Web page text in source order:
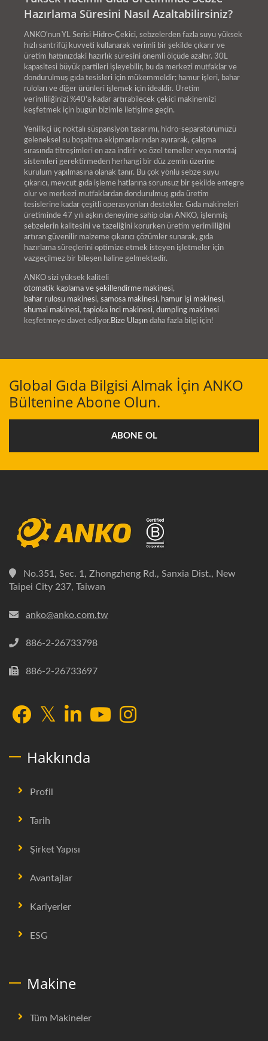
Hazırlama Süresini Nasıl Azaltabilirsiniz?
ANKO'nun YL Serisi Hidro-Çekici, sebzelerden fazla suyu yüksek
hızlı santrifüj kuvveti kullanarak verimli bir şekilde çıkarır ve
üretim hattınızdaki hazırlık süresini önemli ölçüde azaltır. 30L
kapasitesi büyük partileri işleyebilir, bu da merkezi mutfaklar ve
dondurulmuş gıda tesisleri için mükemmeldir; hamur işleri, bahar
ruloları ve diğer ürünleri işlemek için idealdir. Üretim
verimliliğinizi %40'a kadar artırabilecek çekici makinemizi
keşfetmek için bugün bizimle iletişime geçin.
Yenilikçi üç noktalı süspansiyon tasarımı, hidro-separatörümüzü
geleneksel su boşaltma ekipmanlarından ayırarak, çalışma
sırasında titreşimleri en aza indirir ve özel temeller veya montaj
sistemleri gerektirmeden herhangi bir düz zemin üzerine
kurulum yapılmasına olanak tanır. Bu çok yönlü sebze suyu
çıkarıcı, mevcut gıda işleme hatlarına sorunsuz bir şekilde entegre
olur ve merkezi mutfaklardan dondurulmuş gıda üretim
tesislerine kadar çeşitli operasyonları destekler. Gıda makineleri
üretiminde 47 yılı aşkın deneyime sahip olan ANKO, işlenmiş
sebzelerin kalitesini ve tazeliğini korurken üretim verimliliğini
artıran güvenilir malzeme çıkarıcı çözümler sunarak, gıda
hazırlama süreçlerini optimize etmek isteyen işletmeler için
vazgeçilmez bir bileşen haline gelmektedir.
ANKO sizi yüksek kaliteli
otomatik kaplama ve şekillendirme makinesi,
bahar rulosu makinesi, samosa makinesi, hamur işi makinesi,
shumai makinesi, tapioka inci makinesi, dumpling makinesi
keşfetmeye davet ediyor.Bize Ulaşın daha fazla bilgi için!
Global Gıda Bilgisi Almak İçin ANKO
Bültenine Abone Olun.
ABONE OL
No.351, Sec. 1, Zhongzheng Rd., Sanxia Dist., New
Taipei City 237, Taiwan
anko@anko.com.tw
886-2-26733798
886-2-26733697
Hakkında
Profil
Tarih
Şirket Yapısı
Avantajlar
Kariyerler
ESG
Makine
Tüm Makineler